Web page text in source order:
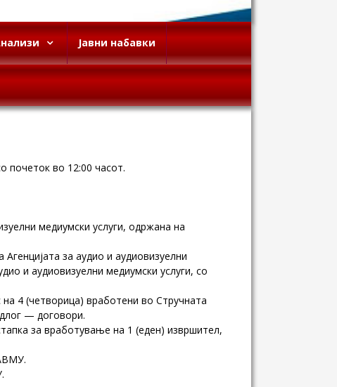
Јавни набавки
почеток во 12:00 часот.
медиумски услуги, одржана на
за аудио и аудиовизуелни
и аудиовизуелни медиумски услуги, со
4 (четворица) вработени во Стручната
— договори.
за вработување на 1 (еден) извршител,